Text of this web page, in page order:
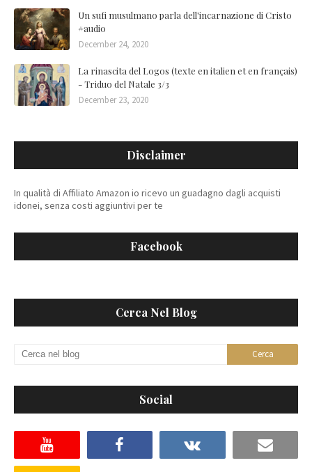
Un sufi musulmano parla dell'incarnazione di Cristo
#audio
December 24, 2020
La rinascita del Logos (texte en italien et en français)
- Triduo del Natale 3/3
December 23, 2020
Disclaimer
In qualità di Affiliato Amazon io ricevo un guadagno dagli acquisti
idonei, senza costi aggiuntivi per te
Facebook
Cerca Nel Blog
Social